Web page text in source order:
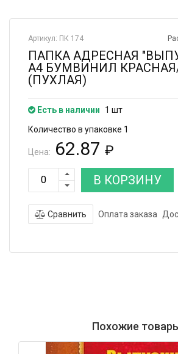
Артикул: ПК 174
ПАПКА АДРЕСНАЯ
А4 БУМВИНИЛ
(ПУХЛАЯ)
Есть в наличии
1 шт
Количество в упаковке 1
Цена: 62.87 ₽
В КОРЗИНУ
Сравнить Оплата заказа
Похожие